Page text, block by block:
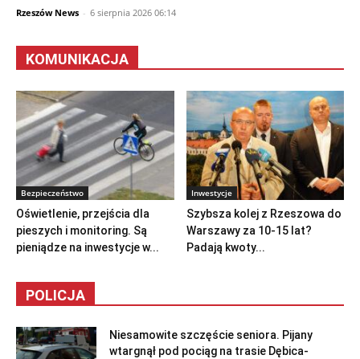
Rzeszów News - 6 sierpnia 2026 06:14
KOMUNIKACJA
Bezpieczeństwo
Oświetlenie, przejścia dla
pieszych i monitoring. Są
pieniądze na inwestycje w...
Inwestycje
Szybsza kolej z Rzeszowa do
Warszawy za 10-15 lat?
Padają kwoty...
POLICJA
Niesamowite szczęście seniora. Pijany
wtargnął pod pociąg na trasie Dębica-